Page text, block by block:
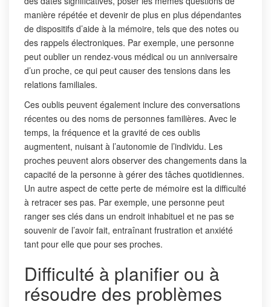
manière répétée et devenir de plus en plus dépendantes
de dispositifs d’aide à la mémoire, tels que des notes ou
des rappels électroniques. Par exemple, une personne
peut oublier un rendez-vous médical ou un anniversaire
d’un proche, ce qui peut causer des tensions dans les
relations familiales.
Ces oublis peuvent également inclure des conversations
récentes ou des noms de personnes familières. Avec le
temps, la fréquence et la gravité de ces oublis
augmentent, nuisant à l’autonomie de l’individu. Les
proches peuvent alors observer des changements dans la
capacité de la personne à gérer des tâches quotidiennes.
Un autre aspect de cette perte de mémoire est la difficulté
à retracer ses pas. Par exemple, une personne peut
ranger ses clés dans un endroit inhabituel et ne pas se
souvenir de l’avoir fait, entraînant frustration et anxiété
tant pour elle que pour ses proches.
Difficulté à planifier ou à
résoudre des problèmes